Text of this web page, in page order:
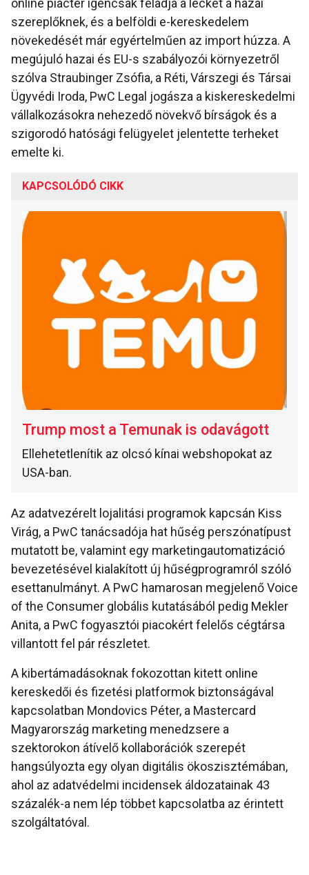
online piactér igencsak feladja a leckét a hazai
szereplőknek, és a belföldi e-kereskedelem
növekedését már egyértelműen az import húzza. A
megújuló hazai és EU-s szabályozói környezetről
szólva Straubinger Zsófia, a Réti, Várszegi és Társai
Ügyvédi Iroda, PwC Legal jogásza a kiskereskedelmi
vállalkozásokra nehezedő növekvő bírságok és a
szigorodó hatósági felügyelet jelentette terheket
emelte ki.
KAPCSOLÓDÓ CIKK
Trump most a Temunak is odavágott
Ellehetetlenítik az olcsó kínai webshopokat az
USA-ban.
Az adatvezérelt lojalitási programok kapcsán Kiss
Virág, a PwC tanácsadója hat hűség perszónatípust
mutatott be, valamint egy marketingautomatizáció
bevezetésével kialakított új hűségprogramról szóló
esettanulmányt. A PwC hamarosan megjelenő Voice
of the Consumer globális kutatásából pedig Mekler
Anita, a PwC fogyasztói piacokért felelős cégtársa
villantott fel pár részletet.
A kibertámadásoknak fokozottan kitett online
kereskedői és fizetési platformok biztonságával
kapcsolatban Mondovics Péter, a Mastercard
Magyarország marketing menedzsere a
szektorokon átívelő kollaborációk szerepét
hangsúlyozta egy olyan digitális ökoszisztémában,
ahol az adatvédelmi incidensek áldozatainak 43
százalék-a nem lép többet kapcsolatba az érintett
szolgáltatóval.